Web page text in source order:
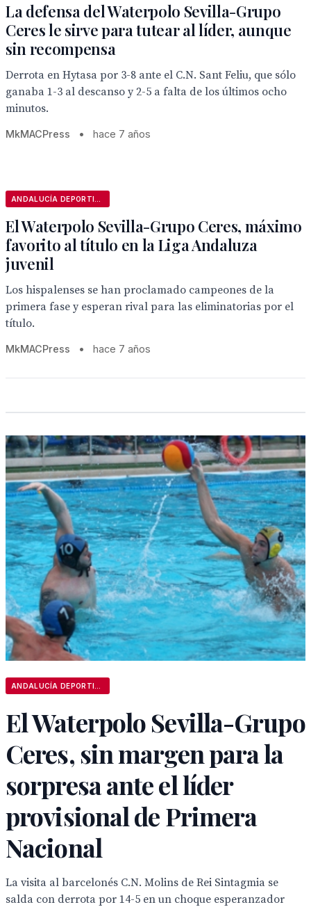
La defensa del Waterpolo Sevilla-Grupo
Ceres le sirve para tutear al líder, aunque
sin recompensa
Derrota en Hytasa por 3-8 ante el C.N. Sant Feliu, que sólo
ganaba 1-3 al descanso y 2-5 a falta de los últimos ocho
minutos.
MkMACPress • hace 7 años
El Waterpolo Sevilla-Grupo Ceres, máximo
favorito al título en la Liga Andaluza
juvenil
Los hispalenses se han proclamado campeones de la
primera fase y esperan rival para las eliminatorias por el
título.
MkMACPress • hace 7 años
El Waterpolo Sevilla-Grupo
Ceres, sin margen para la
sorpresa ante el líder
provisional de Primera
Nacional
La visita al barcelonés C.N. Molins de Rei Sintagmia se
salda con derrota por 14-5 en un choque esperanzador